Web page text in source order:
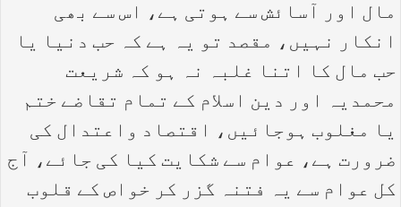
مال اور آسائش سے ہوتی ہے، اس سے بھی
انکار نہیں، مقصد تو یہ ہے کہ حب دنیا یا
حب مال کا اتنا غلبہ نہ ہو کہ شریعت
محمدیہ اور دین اسلام کے تمام تقاضے ختم
یا مغلوب ہوجائیں، اقتصاد واعتدال کی
ضرورت ہے، عوام سے شکایت کیا کی جائے، آج
کل عوام سے یہ فتنہ گزر کر خواص کے قلوب